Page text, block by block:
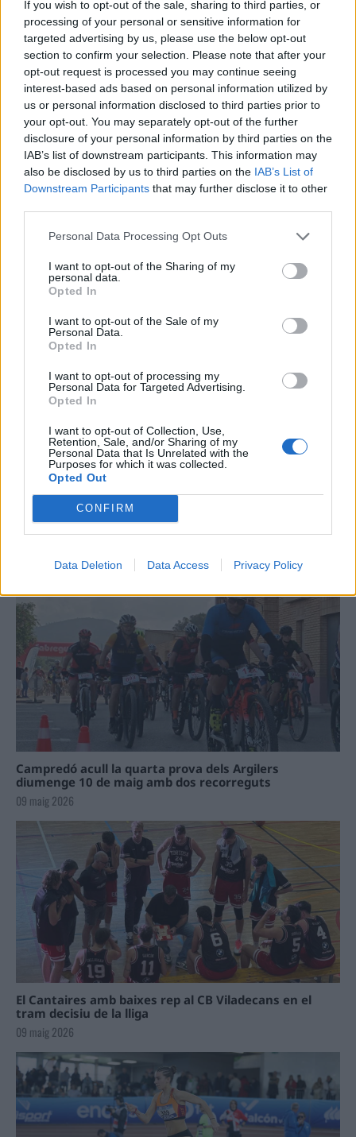
If you wish to opt-out of the sale, sharing to third parties, or
processing of your personal or sensitive information for
targeted advertising by us, please use the below opt-out
section to confirm your selection. Please note that after your
opt-out request is processed you may continue seeing
interest-based ads based on personal information utilized by
us or personal information disclosed to third parties prior to
your opt-out. You may separately opt-out of the further
disclosure of your personal information by third parties on the
IAB’s list of downstream participants. This information may
also be disclosed by us to third parties on the IAB’s List of
Downstream Participants that may further disclose it to other
Personal Data Processing Opt Outs
I want to opt-out of the Sharing of my
personal data.
Opted In
I want to opt-out of the Sale of my
Personal Data.
Opted In
I want to opt-out of processing my
Personal Data for Targeted Advertising.
Opted In
I want to opt-out of Collection, Use,
Retention, Sale, and/or Sharing of my
Personal Data that Is Unrelated with the
Purposes for which it was collected.
Opted Out
CONFIRM
Data Deletion Data Access Privacy Policy
d’Amposta”
31 de juliol de 2026
Blaumut lidera el cartell musical de les
Festes
31 de juliol de 2026
Caçadors de subvencions
30 de juliol de 2026
La Cursa de l’Aldea segona d’etiqueta d’or de la
09 maig 2026
Campredó acull la quarta prova dels Argilers
diumenge 10 de maig amb dos recorreguts
09 maig 2026
El Cantaires amb baixes rep al CB Viladecans en el
tram decisiu de la lliga
09 maig 2026